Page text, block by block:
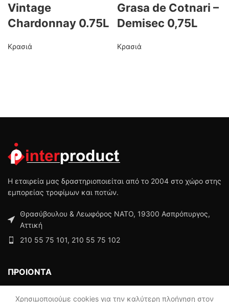
Vintage
Chardonnay 0.75L
Κρασιά
Grasa de Cotnari –
Demisec 0,75L
Κρασιά
Η εταιρεία μας δραστηριοποιείται από το 2004 στο χώρο στης
εμπορείας τροφίμων και ποτών.
Θρασύβουλου & Λεωφόρος ΝΑΤΟ, 19300 Ασπρόπυργος,
Αττική
210 55 75 101, 210 55 75 102
ΠΡΟΙΟΝΤΑ
ΜΕΝΟΥ
Χρησιμοποιούμε cookies για την καλύτερη πλοήγηση στον